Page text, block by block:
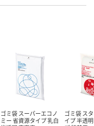
ゴミ袋 スーパーエコノ
ミー 省資源タイプ 乳白
ゴミ袋 ス
イプ 半透